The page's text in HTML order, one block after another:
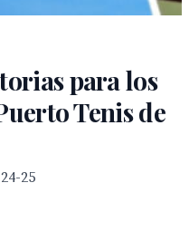
para los
Tenis de
25